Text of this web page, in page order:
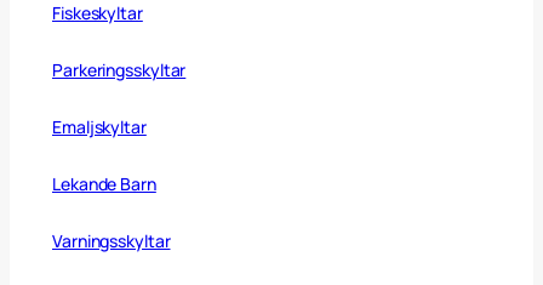
Fiskeskyltar
Parkeringsskyltar
Emaljskyltar
Lekande Barn
Varningsskyltar